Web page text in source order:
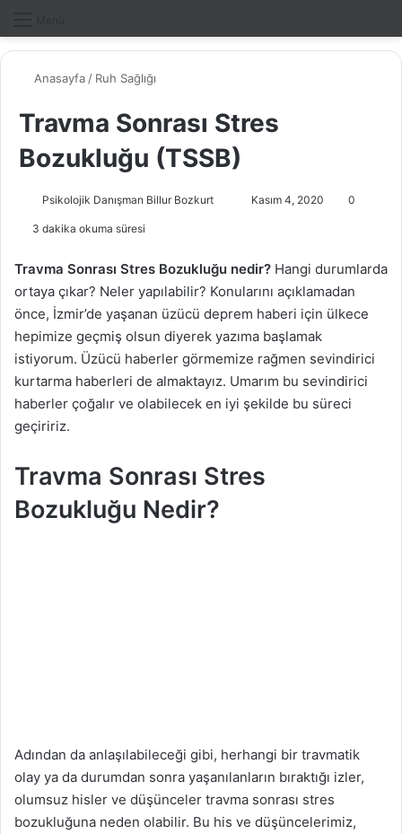
Anasayfa / Ruh Sağlığı
Travma Sonrası Stres
Bozukluğu (TSSB)
Psikolojik Danışman Billur Bozkurt
e
-
p
g
d
Kasım 4, 2020 0
3 dakika okuma süresi
Travma Sonrası Stres Bozukluğu nedir? Hangi durumlarda
ortaya çıkar? Neler yapılabilir? Konularını açıklamadan
önce, İzmir’de yaşanan üzücü deprem haberi için ülkece
hepimize geçmiş olsun diyerek yazıma başlamak
istiyorum. Üzücü haberler görmemize rağmen sevindirici
kurtarma haberleri de almaktayız. Umarım bu sevindirici
haberler çoğalır ve olabilecek en iyi şekilde bu süreci
geçiririz.
Travma Sonrası Stres
Bozukluğu Nedir?
Adından da anlaşılabileceği gibi, herhangi bir travmatik
olay ya da durumdan sonra yaşanılanların bıraktığı izler,
olumsuz hisler ve düşünceler travma sonrası stres
bozukluğuna neden olabilir. Bu his ve düşüncelerimiz,